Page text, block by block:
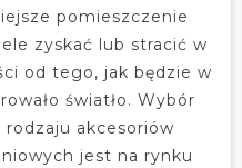
pomieszczenie
zyskać lub stracić w
od tego, jak będzie w
światło. Wybór
rodzaju akcesoriów
jest na rynku